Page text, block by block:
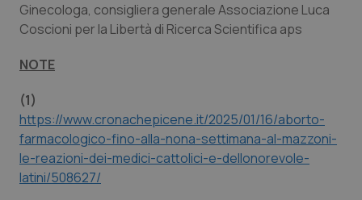
Ginecologa, consigliera generale Associazione Luca
Coscioni per la Libertà di Ricerca Scientifica aps
NOTE
(1)
https://www.cronachepicene.it/2025/01/16/aborto-
farmacologico-fino-alla-nona-settimana-al-mazzoni-
le-reazioni-dei-medici-cattolici-e-dellonorevole-
latini/508627/